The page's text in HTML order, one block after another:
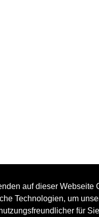
auf dieser Webseite
Technologien, um
für